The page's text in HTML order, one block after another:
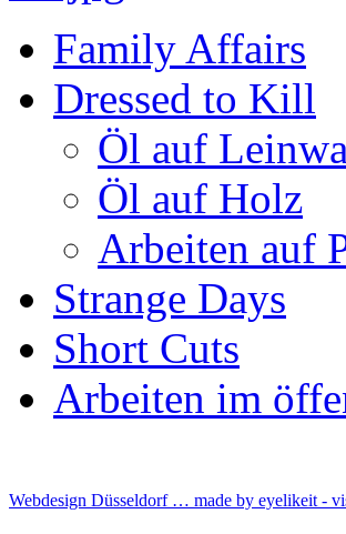
Family Affairs
Dressed to Kill
Öl auf
Öl auf Holz
Arbeiten auf
Strange Days
Short Cuts
Arbeiten im
Webdesign Düsseldorf … made by eyelikeit -